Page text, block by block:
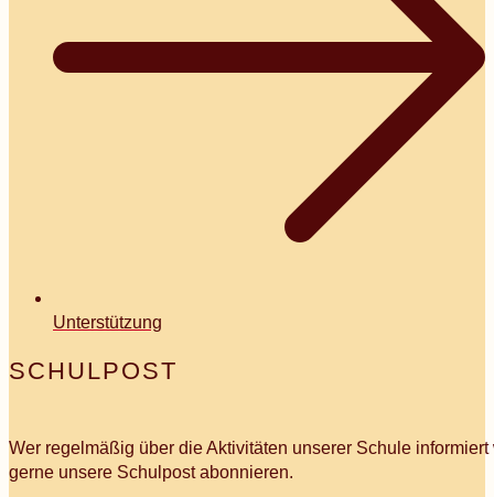
Unterstützung
SCHULPOST
Wer regelmäßig über die Aktivitäten unserer Schule
gerne unsere Schulpost abonnieren.